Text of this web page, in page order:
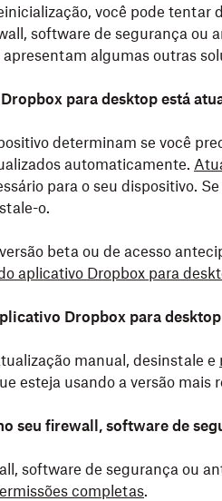
você pode tentar
software de segurança ou
algumas outras
para desktop está
determinam se você
automaticamente.
para o seu dispositivo.
o.
beta ou de acesso
aplicativo Dropbox para
Dropbox para desktop
manual, desinstale e
esteja usando a versão mais
seu firewall, software de
software de segurança ou
completas.